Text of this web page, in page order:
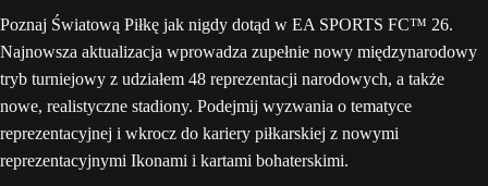
Poznaj Światową Piłkę jak nigdy dotąd w EA SPORTS FC™ 26.
Najnowsza aktualizacja wprowadza zupełnie nowy międzynarodowy
tryb turniejowy z udziałem 48 reprezentacji narodowych, a także
nowe, realistyczne stadiony. Podejmij wyzwania o tematyce
reprezentacyjnej i wkrocz do kariery piłkarskiej z nowymi
reprezentacyjnymi Ikonami i kartami bohaterskimi.